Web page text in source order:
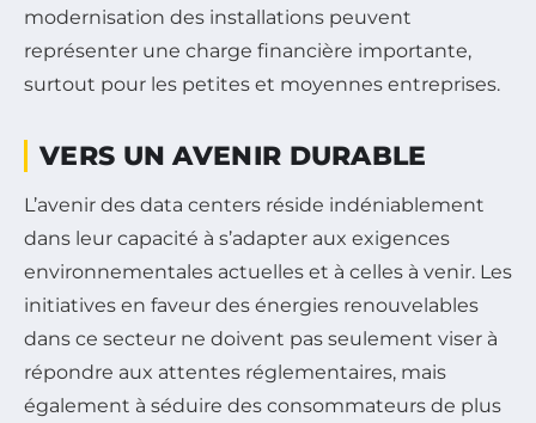
modernisation des installations peuvent
représenter une charge financière importante,
surtout pour les petites et moyennes entreprises.
VERS UN AVENIR DURABLE
L’avenir des data centers réside indéniablement
dans leur capacité à s’adapter aux exigences
environnementales actuelles et à celles à venir. Les
initiatives en faveur des énergies renouvelables
dans ce secteur ne doivent pas seulement viser à
répondre aux attentes réglementaires, mais
également à séduire des consommateurs de plus